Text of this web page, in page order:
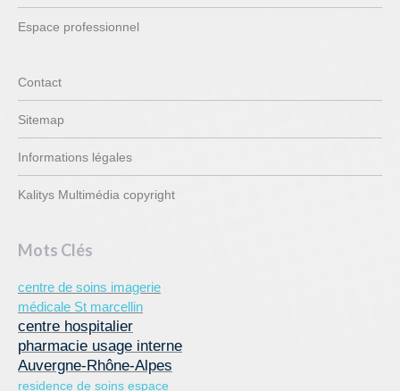
Espace professionnel
Contact
Sitemap
Informations légales
Kalitys Multimédia copyright
Mots Clés
centre de soins imagerie
médicale St marcellin
centre hospitalier
pharmacie usage interne
Auvergne-Rhône-Alpes
residence de soins espace